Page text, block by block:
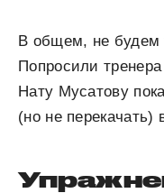
В общем, не будем
Попросили
Нату Мусатову
(но не перекачать)